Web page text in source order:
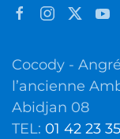
Cocody -
l’ancienne
Abidjan 08
TEL: 01 42 23